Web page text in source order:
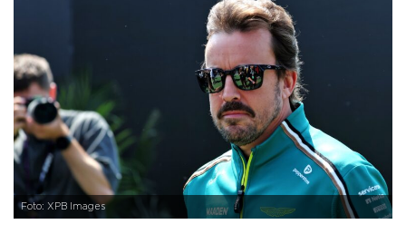
Foto: XPB Images